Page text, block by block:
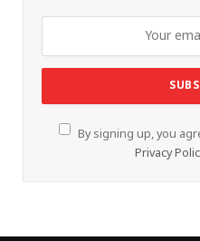
By signing up, you
Privacy